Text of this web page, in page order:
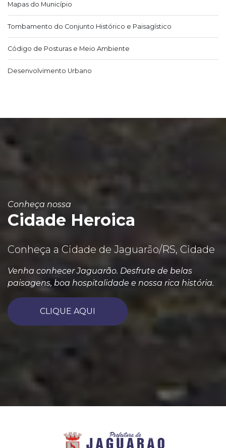
Mapas do Município
Tombamento do Conjunto Histórico e Paisagístico
Código de Posturas e Meio Ambiente
Desenvolvimento Urbano
Conheça nossa
Cidade Heroica
Conheça a Cidade de Jaguarão/RS, Cidade
Venha conhecer Jaguarão. Desfrute de belas
paisagens, boa hospitalidade e nossa rica história.
CLIQUE AQUI